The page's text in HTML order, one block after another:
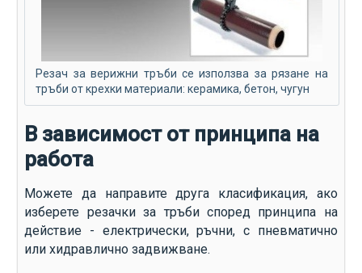
Резач за верижни тръби се използва за рязане на
тръби от крехки материали: керамика, бетон, чугун
В зависимост от принципа на
работа
Можете да направите друга класификация, ако
изберете резачки за тръби според принципа на
действие - електрически, ръчни, с пневматично
или хидравлично задвижване.